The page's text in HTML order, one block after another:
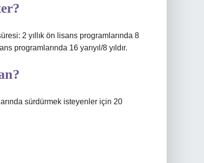
2 yıllık ön lisans programlarında 8
programlarında 16 yarıyıl/8 yıldır.
sürdürmek isteyenler için 20